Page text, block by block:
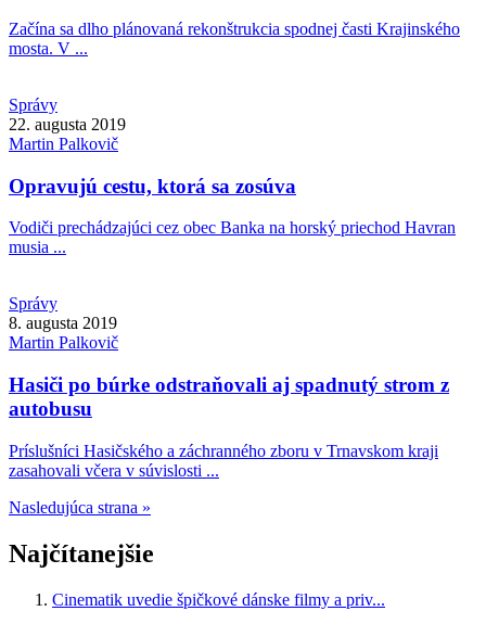
Začína sa dlho plánovaná rekonštrukcia spodnej časti Krajinského
mosta. V ...
Správy
22. augusta 2019
Martin Palkovič
Opravujú cestu, ktorá sa zosúva
Vodiči prechádzajúci cez obec Banka na horský priechod Havran
musia ...
Správy
8. augusta 2019
Martin Palkovič
Hasiči po búrke odstraňovali aj spadnutý strom z
autobusu
Príslušníci Hasičského a záchranného zboru v Trnavskom kraji
zasahovali včera v súvislosti ...
Nasledujúca strana »
Najčítanejšie
Cinematik uvedie špičkové dánske filmy a priv...